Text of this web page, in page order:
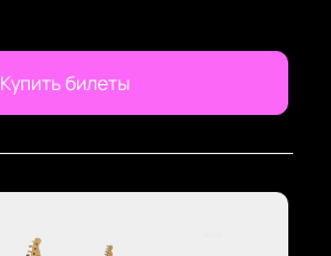
Купить билеты